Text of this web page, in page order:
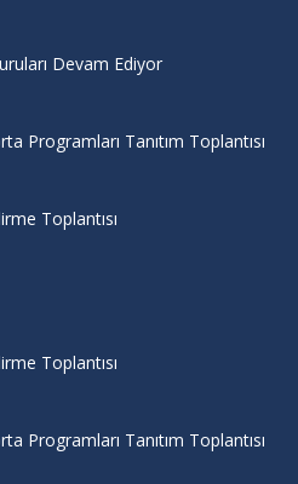
Devam Ediyor
Programları Tanıtım Toplantısı
Toplantısı
Toplantısı
Programları Tanıtım Toplantısı